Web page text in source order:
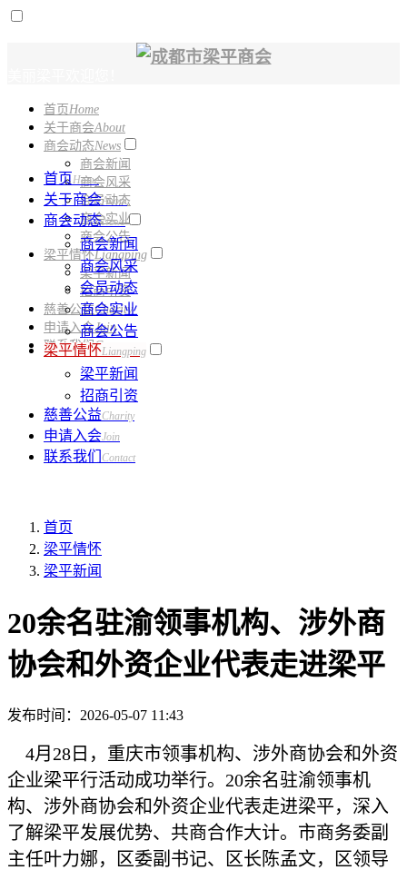
首页Home
关于商会About
商会动态News
商会新闻
商会风采
会员动态
商会实业
商会公告
梁平情怀Liangping
梁平新闻
招商引资
慈善公益Charity
申请入会Join
联系我们Contact
首页Home
关于商会About
商会动态News
商会新闻
商会风采
会员动态
商会实业
商会公告
梁平情怀Liangping
梁平新闻
招商引资
慈善公益Charity
申请入会Join
联系我们 Contact
首页
梁平情怀
梁平新闻
20余名驻渝领事机构、涉外商
协会和外资企业代表走进梁平
发布时间： 2026-05-07 11:43
4月28日，重庆市领事机构、涉外商协会和外资
企业梁平行活动成功举行。20余名驻渝领事机
构、涉外商协会和外资企业代表走进梁平，深入
了解梁平发展优势、共商合作大计。市商务委副
主任叶力娜，区委副书记、区长陈孟文，区领导